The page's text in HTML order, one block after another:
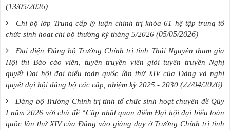
(13/05/2026)
Chi bộ lớp Trung cấp lý luận chính trị khóa 61 hệ tập trung tổ
chức sinh hoạt chi bộ thường kỳ tháng 5/2026 (05/05/2026)
Đại diện Đảng bộ Trường Chính trị tỉnh Thái Nguyên tham gia
Hội thi Báo cáo viên, tuyên truyền viên giỏi tuyên truyền Nghị
quyết Đại hội đại biểu toàn quốc lần thứ XIV của Đảng và nghị
quyết đại hội đảng bộ các cấp, nhiệm kỳ 2025 - 2030 (22/04/2026)
Đảng bộ Trường Chính trị tỉnh tổ chức sinh hoạt chuyên đề Qúy
I năm 2026 với chủ đề “Cập nhật quan điểm Đại hội đại biểu toàn
quốc lần thứ XIV của Đảng vào giảng dạy ở Trường Chính trị tỉnh